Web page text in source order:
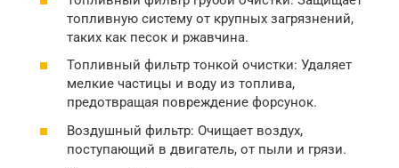
топливную систему от крупных загрязнений,
таких как песок и ржавчина.
Топливный фильтр тонкой очистки: Удаляет
мелкие частицы и воду из топлива,
предотвращая повреждение форсунок.
Воздушный фильтр: Очищает воздух,
поступающий в двигатель, от пыли и грязи.